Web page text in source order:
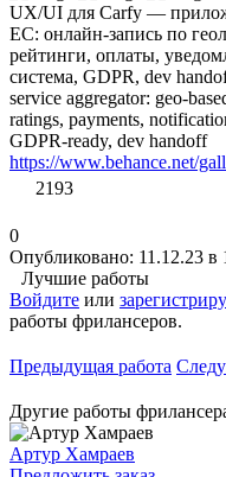
UX/UI для Carfy —
ЕС: онлайн-запись по
рейтинги, оплаты,
система, GDPR, dev
service aggregator: geo-
ratings, payments,
GDPR-ready, dev handoff
https://www.behance.net/
2193
0
Опубликовано: 11.12.23 в
Лучшие работы
Войдите или
работы фрилансеров.
Предыдущая работа
Другие работы
Артур Хамраев